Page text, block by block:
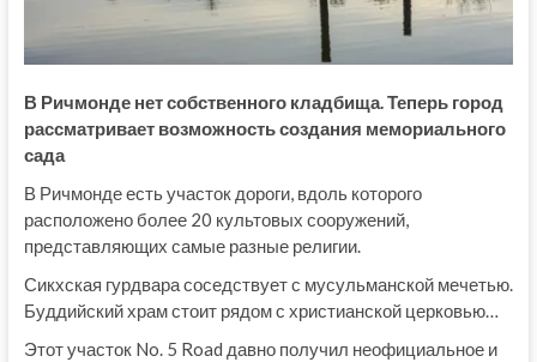
В Ричмонде нет собственного кладбища. Теперь город
рассматривает возможность создания мемориального
сада
В Ричмонде есть участок дороги, вдоль которого
расположено более 20 культовых сооружений,
представляющих самые разные религии.
Сикхская гурдвара соседствует с мусульманской мечетью.
Буддийский храм стоит рядом с христианской церковью…
Этот участок No. 5 Road давно получил неофициальное и